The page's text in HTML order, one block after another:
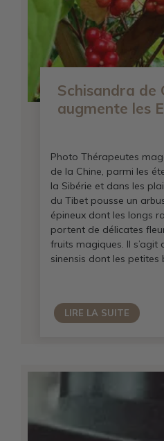
Schisandra de
augmente les
Photo Thérapeutes
de la Chine, parmi les
la Sibérie et dans les
du Tibet pousse un
épineux dont les longs
portent de délicates
fruits magiques. Il s’agit
sinensis dont les petites
LIRE LA SUITE